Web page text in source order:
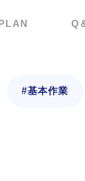
Q
#基本作業